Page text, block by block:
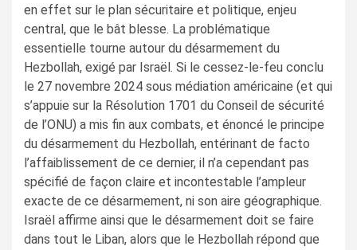
en effet sur le plan sécuritaire et politique, enjeu
central, que le bât blesse. La problématique
essentielle tourne autour du désarmement du
Hezbollah, exigé par Israël. Si le cessez-le-feu conclu
le 27 novembre 2024 sous médiation américaine (et qui
s’appuie sur la Résolution 1701 du Conseil de sécurité
de l’ONU) a mis fin aux combats, et énoncé le principe
du désarmement du Hezbollah, entérinant de facto
l’affaiblissement de ce dernier, il n’a cependant pas
spécifié de façon claire et incontestable l’ampleur
exacte de ce désarmement, ni son aire géographique.
Israël affirme ainsi que le désarmement doit se faire
dans tout le Liban, alors que le Hezbollah répond que